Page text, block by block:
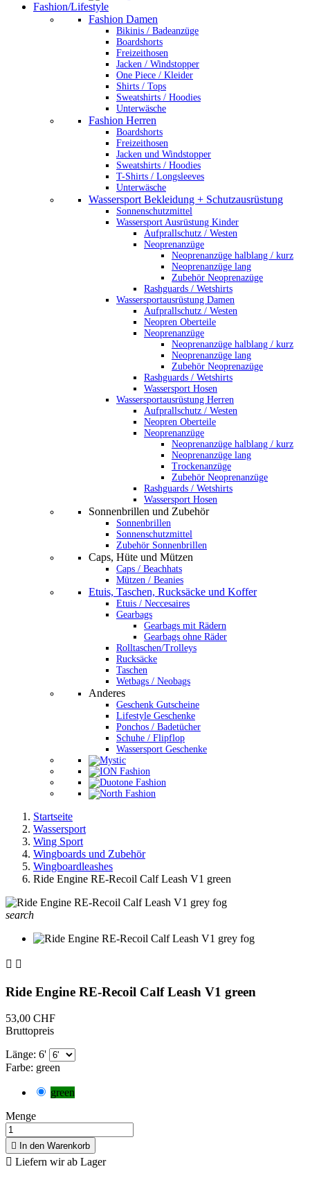
Fashion/Lifestyle
Fashion Damen
Bikinis / Badeanzüge
Boardshorts
Freizeithosen
Jacken / Windstopper
One Piece / Kleider
Shirts / Tops
Sweatshirts / Hoodies
Unterwäsche
Fashion Herren
Boardshorts
Freizeithosen
Jacken und Windstopper
Sweatshirts / Hoodies
T-Shirts / Longsleeves
Unterwäsche
Wassersport Bekleidung + Schutzausrüstung
Sonnenschutzmittel
Wassersport Ausrüstung Kinder
Aufprallschutz / Westen
Neoprenanzüge
Neoprenanzüge halblang / kurz
Neoprenanzüge lang
Zubehör Neoprenazüge
Rashguards / Wetshirts
Wassersportausrüstung Damen
Aufprallschutz / Westen
Neopren Oberteile
Neoprenanzüge
Neoprenanzüge halblang / kurz
Neoprenanzüge lang
Zubehör Neoprenazüge
Rashguards / Wetshirts
Wassersport Hosen
Wassersportausrüstung Herren
Aufprallschutz / Westen
Neopren Oberteile
Neoprenanzüge
Neoprenanzüge halblang / kurz
Neoprenanzüge lang
Trockenanzüge
Zubehör Neoprenanzüge
Rashguards / Wetshirts
Wassersport Hosen
Sonnenbrillen und Zubehör
Sonnenbrillen
Sonnenschutzmittel
Zubehör Sonnenbrillen
Caps, Hüte und Mützen
Caps / Beachhats
Mützen / Beanies
Etuis, Taschen, Rucksäcke und Koffer
Etuis / Neccesaires
Gearbags
Gearbags mit Rädern
Gearbags ohne Räder
Rolltaschen/Trolleys
Rucksäcke
Taschen
Wetbags / Neobags
Anderes
Geschenk Gutscheine
Lifestyle Geschenke
Ponchos / Badetücher
Schuhe / Flipflop
Wassersport Geschenke
Startseite
Wassersport
Wing Sport
Wingboards und Zubehör
Wingboardleashes
Ride Engine RE-Recoil Calf Leash V1 green
search
 
Ride Engine RE-Recoil Calf Leash V1 green
53,00 CHF
Bruttopreis
Länge: 6'
Farbe: green
green
Menge
 In den Warenkorb
 Liefern wir ab Lager